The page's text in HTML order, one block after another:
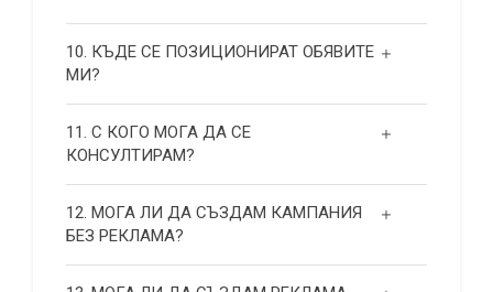
10. КЪДЕ СЕ ПОЗИЦИОНИРАТ ОБЯВИТЕ
МИ?
11. С КОГО МОГА ДА СЕ
КОНСУЛТИРАМ?
12. МОГА ЛИ ДА СЪЗДАМ КАМПАНИЯ
БЕЗ РЕКЛАМА?